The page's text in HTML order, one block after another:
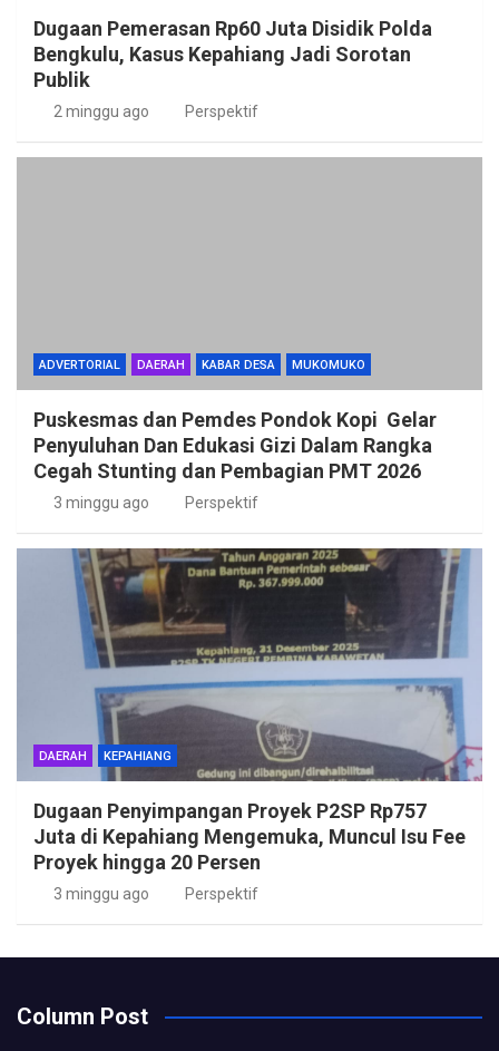
Dugaan Pemerasan Rp60 Juta Disidik Polda
Bengkulu, Kasus Kepahiang Jadi Sorotan
Publik
2 minggu ago Perspektif
ADVERTORIAL DAERAH KABAR DESA MUKOMUKO
Puskesmas dan Pemdes Pondok Kopi Gelar
Penyuluhan Dan Edukasi Gizi Dalam Rangka
Cegah Stunting dan Pembagian PMT 2026
3 minggu ago Perspektif
DAERAH KEPAHIANG
Dugaan Penyimpangan Proyek P2SP Rp757
Juta di Kepahiang Mengemuka, Muncul Isu Fee
Proyek hingga 20 Persen
3 minggu ago Perspektif
Column Post